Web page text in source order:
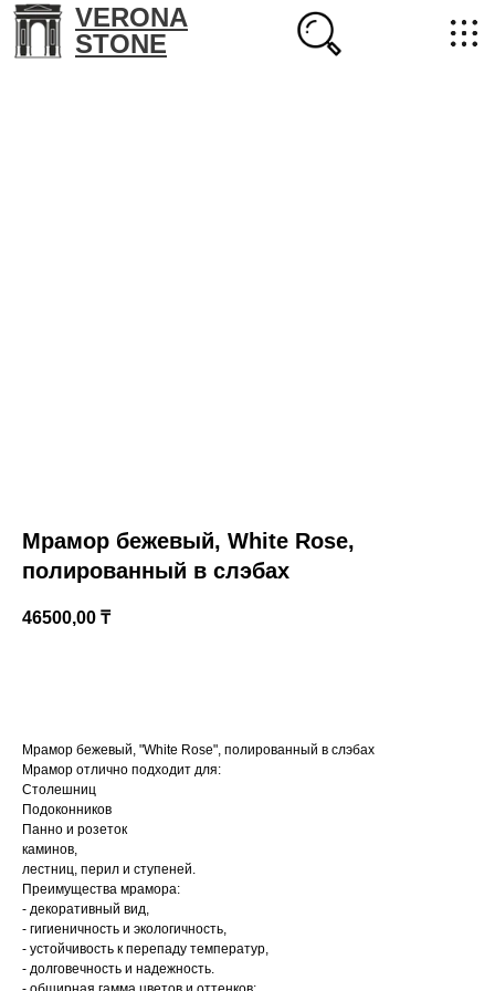
VERONA
STONE
Казахстан, Алматы, ул Султана Бейбарыса,
32
Мрамор бежевый, White Rose,
полированный в слэбах
46500,00 ₸
Мрамор бежевый, "White Rose", полированный в слэбах
Мрамор отлично подходит для:
Столешниц
Подоконников
Панно и розеток
каминов,
лестниц, перил и ступеней.
Преимущества мрамора:
- декоративный вид,
- гигиеничность и экологичность,
- устойчивость к перепаду температур,
- долговечность и надежность.